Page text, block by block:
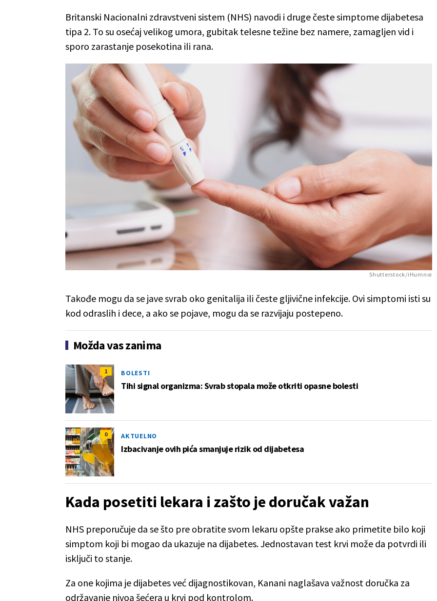
Britanski Nacionalni zdravstveni sistem (NHS) navodi i druge česte simptome dijabetesa
tipa 2. To su osećaj velikog umora, gubitak telesne težine bez namere, zamagljen vid i
sporo zarastanje posekotina ili rana.
Shutterstock/iHumnoi
Takođe mogu da se jave svrab oko genitalija ili česte gljivične infekcije. Ovi simptomi isti su
kod odraslih i dece, a ako se pojave, mogu da se razvijaju postepeno.
Možda vas zanima
1 BOLESTI
Tihi signal organizma: Svrab stopala može otkriti opasne bolesti
0 AKTUELNO
Izbacivanje ovih pića smanjuje rizik od dijabetesa
Kada posetiti lekara i zašto je doručak važan
NHS preporučuje da se što pre obratite svom lekaru opšte prakse ako primetite bilo koji
simptom koji bi mogao da ukazuje na dijabetes. Jednostavan test krvi može da potvrdi ili
isključi to stanje.
Za one kojima je dijabetes već dijagnostikovan, Kanani naglašava važnost doručka za
održavanje nivoa šećera u krvi pod kontrolom.